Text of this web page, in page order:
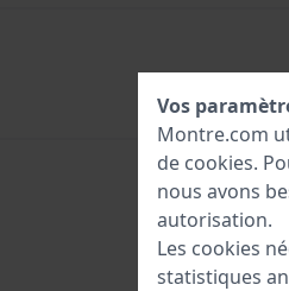
Vos
Montre.com
de cookies.
nous avons
autorisation.
Les cookies
statistiques